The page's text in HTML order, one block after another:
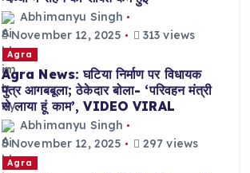
Abhimanyu Singh
November 12, 2025
313 views
Agra
Agra News: घटिया निर्माण पर विधायक
पुत्र आगबबूला; ठेकेदार बोला- ‘परिवहन मंत्री
से लाया हूं काम’, VIDEO VIRAL
Abhimanyu Singh
November 12, 2025
297 views
Agra